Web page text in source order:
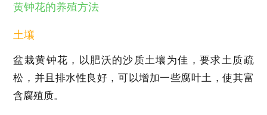
黄钟花的养殖方法
土壤
盆栽黄钟花，以肥沃的沙质土壤为佳，要求土质疏
松，并且排水性良好，可以增加一些腐叶土，使其富
含腐殖质。